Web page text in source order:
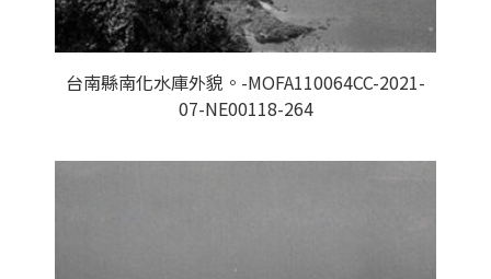
台南縣南化水庫外貌。-MOFA110064CC-2021-
07-NE00118-264